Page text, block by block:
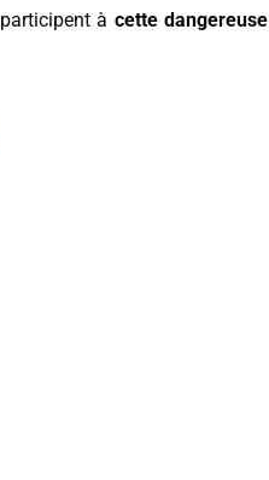
participent à cette dangereuse